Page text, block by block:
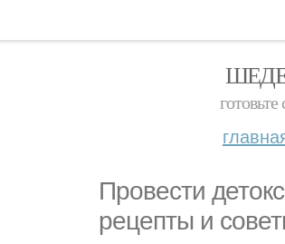
Провести
рецепты и